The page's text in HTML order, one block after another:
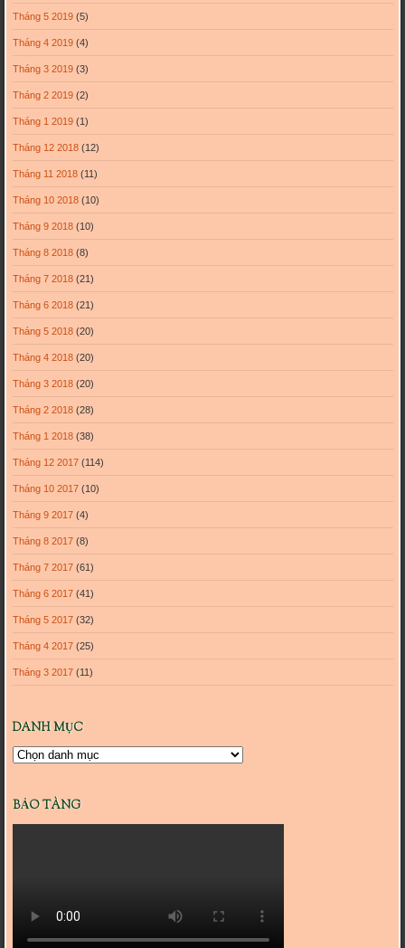
Tháng 5 2019(5)
Tháng 4 2019(4)
Tháng 3 2019(3)
Tháng 2 2019(2)
Tháng 1 2019(1)
Tháng 12 2018(12)
Tháng 11 2018(11)
Tháng 10 2018(10)
Tháng 9 2018(10)
Tháng 8 2018(8)
Tháng 7 2018(21)
Tháng 6 2018(21)
Tháng 5 2018(20)
Tháng 4 2018(20)
Tháng 3 2018(20)
Tháng 2 2018(28)
Tháng 1 2018(38)
Tháng 12 2017(114)
Tháng 10 2017(10)
Tháng 9 2017(4)
Tháng 8 2017(8)
Tháng 7 2017(61)
Tháng 6 2017(41)
Tháng 5 2017(32)
Tháng 4 2017(25)
Tháng 3 2017(11)
DANH MỤC
Danh
BẢO TÀNG